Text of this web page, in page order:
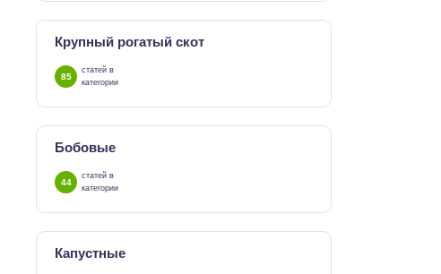
Крупный рогатый скот
85
статей в
категории
Бобовые
44
статей в
категории
Капустные